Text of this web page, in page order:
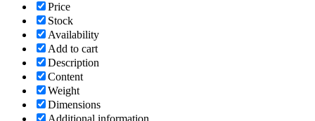
Price
Stock
Availability
Add to cart
Description
Content
Weight
Dimensions